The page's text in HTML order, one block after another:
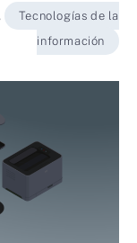
Tecnologías de la
información